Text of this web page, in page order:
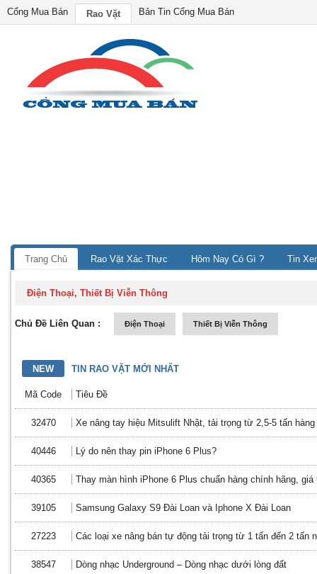
Cổng Mua Bán Rao Vặt Bản Tin Cổng Mua Bán
Trang Chủ Rao Vặt Xác Thực Hôm Nay Có Gì ? Tin
Điện Thoại, Thiết Bị Viễn Thông
Chủ Đề Liên Quan : Điện Thoại Thiết Bị Viễn Thông
NEW TIN RAO VẶT MỚI NHẤT
Mã Code Tiêu Đề
32470 Xe nâng tay hiệu Mitsulift Nhật, tải trọng từ 2,5-5 tấn
40446 Lý do nên thay pin iPhone 6 Plus?
40365 Thay màn hình iPhone 6 Plus chuẩn hàng chính hãng, giá
39105 Samsung Galaxy S9 Đài Loan và Iphone X Đài Loan
27223 Các loại xe nâng bán tự động tải trọng từ 1 tấn đến 2 tấn
38547 Dòng nhạc Underground – Dòng nhạc dưới lòng đất